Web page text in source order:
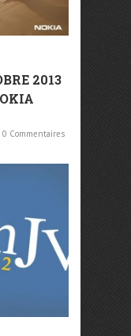
2013
0 Commentaires